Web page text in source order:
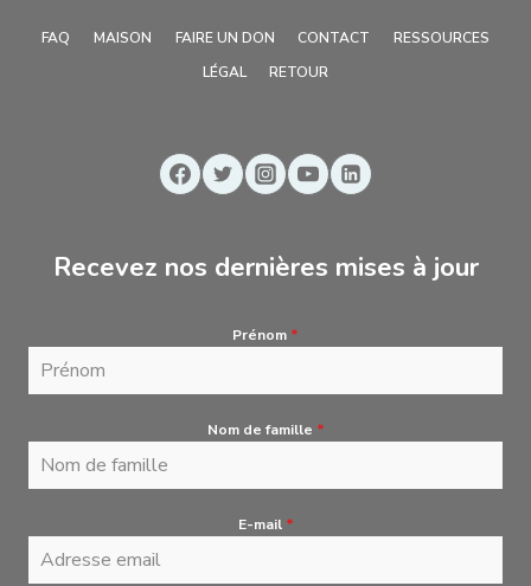
FAQ MAISON FAIRE UN DON CONTACT
RESSOURCES
LÉGAL
RETOUR
Recevez nos dernières mises à jour
Prénom *
Nom de famille *
E-mail *